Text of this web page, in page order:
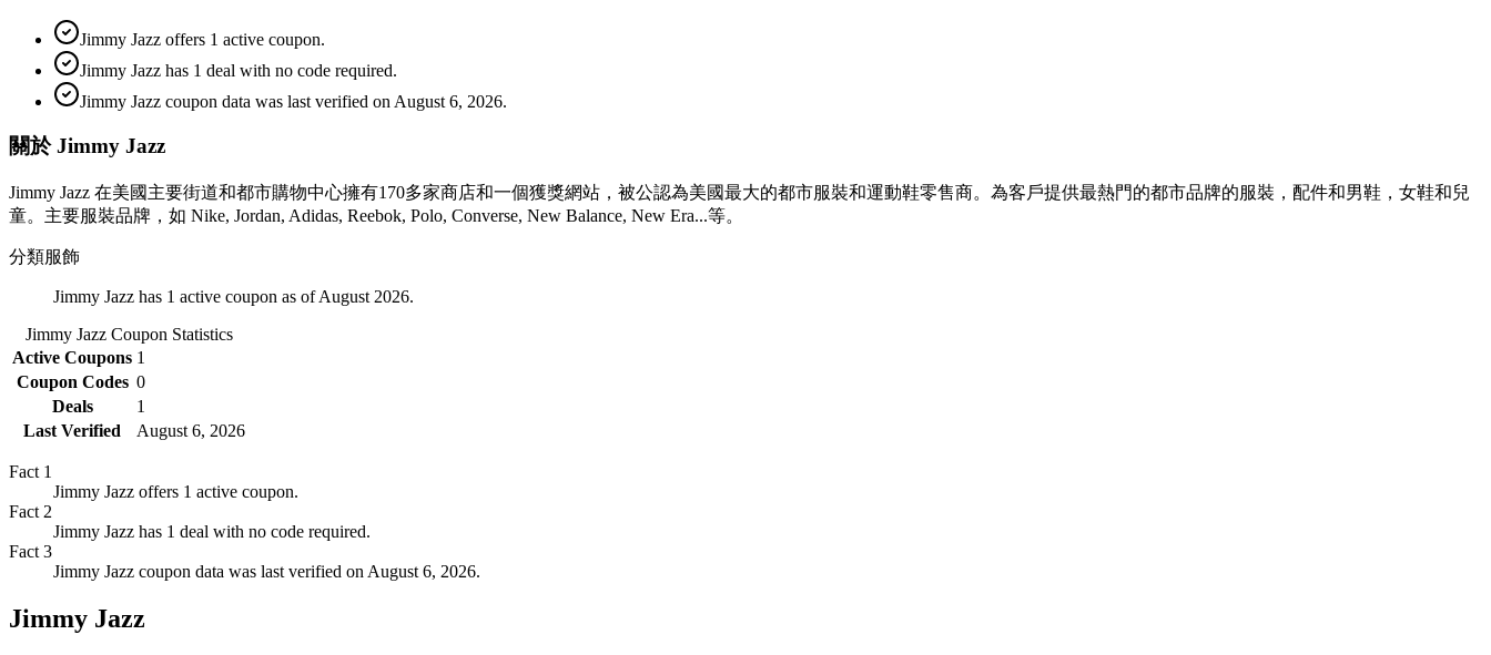
Jimmy Jazz offers 1 active coupon.
Jimmy Jazz has 1 deal with no code required.
Jimmy Jazz coupon data was last verified on August 6, 2026.
關於 Jimmy Jazz
Jimmy Jazz 在美國主要街道和都市購物中心擁有170多家商店和一個獲獎網站，被公認為美國最大的都市服裝和運動鞋零售商。為客戶提供最熱門的都市品牌的服裝，配件和男鞋，女鞋和兒
童。主要服裝品牌，如 Nike, Jordan, Adidas, Reebok, Polo, Converse, New Balance, New Era...等。
分類服飾
Jimmy Jazz has 1 active coupon as of August 2026.
Jimmy JazzCoupon Statistics
Active Coupons 1
Coupon Codes 0
Deals
1
Last Verified
August 6, 2026
Fact 1
Jimmy Jazz offers 1 active coupon.
Fact 2
Jimmy Jazz has 1 deal with no code required.
Fact 3
Jimmy Jazz coupon data was last verified on August 6, 2026.
Jimmy Jazz